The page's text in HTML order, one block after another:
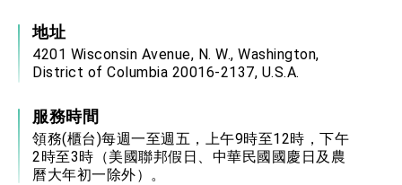
地址
4201 Wisconsin Avenue, N. W., Washington,
District of Columbia 20016-2137, U.S.A.
服務時間
領務(櫃台)每週一至週五，上午9時至12時，下午
2時至3時（美國聯邦假日、中華民國國慶日及農
曆大年初一除外）。